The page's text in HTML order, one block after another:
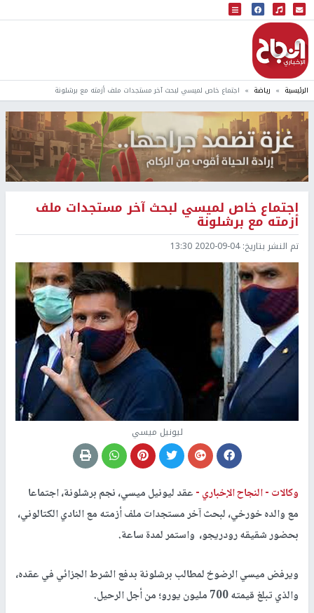
البث المباشر
إذاعة النجاح
الرئيسية رياضة اجتماع خاص لميسي لبحث آخر مستجدات ملف أزمته مع برشلونة
اجتماع خاص لميسي لبحث آخر مستجدات ملف
أزمته مع برشلونة
تم النشر بتاريخ:2020-09-04 13:30
ليونيل ميسي
وكالات -النجاح الإخباري -عقد ليونيل ميسي، نجم برشلونة، اجتماعا
مع والده خورخي، لبحث آخر مستجدات ملف أزمته مع النادي الكتالوني،
بحضور شقيقه رودريجو، واستمر لمدة ساعة.
ويرفض ميسي الرضوخ لمطالب برشلونة بدفع الشرط الجزائي في عقده،
والذي تبلغ قيمته 700 مليون يورو؛ من أجل الرحيل.